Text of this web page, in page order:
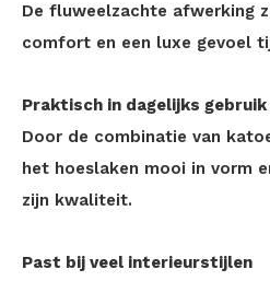
De fluweelzachte afwerking
comfort en een luxe gevoel
Praktisch in dagelijks gebruik
Door de combinatie van
het hoeslaken mooi in vorm
zijn kwaliteit.
Past bij veel interieurstijlen